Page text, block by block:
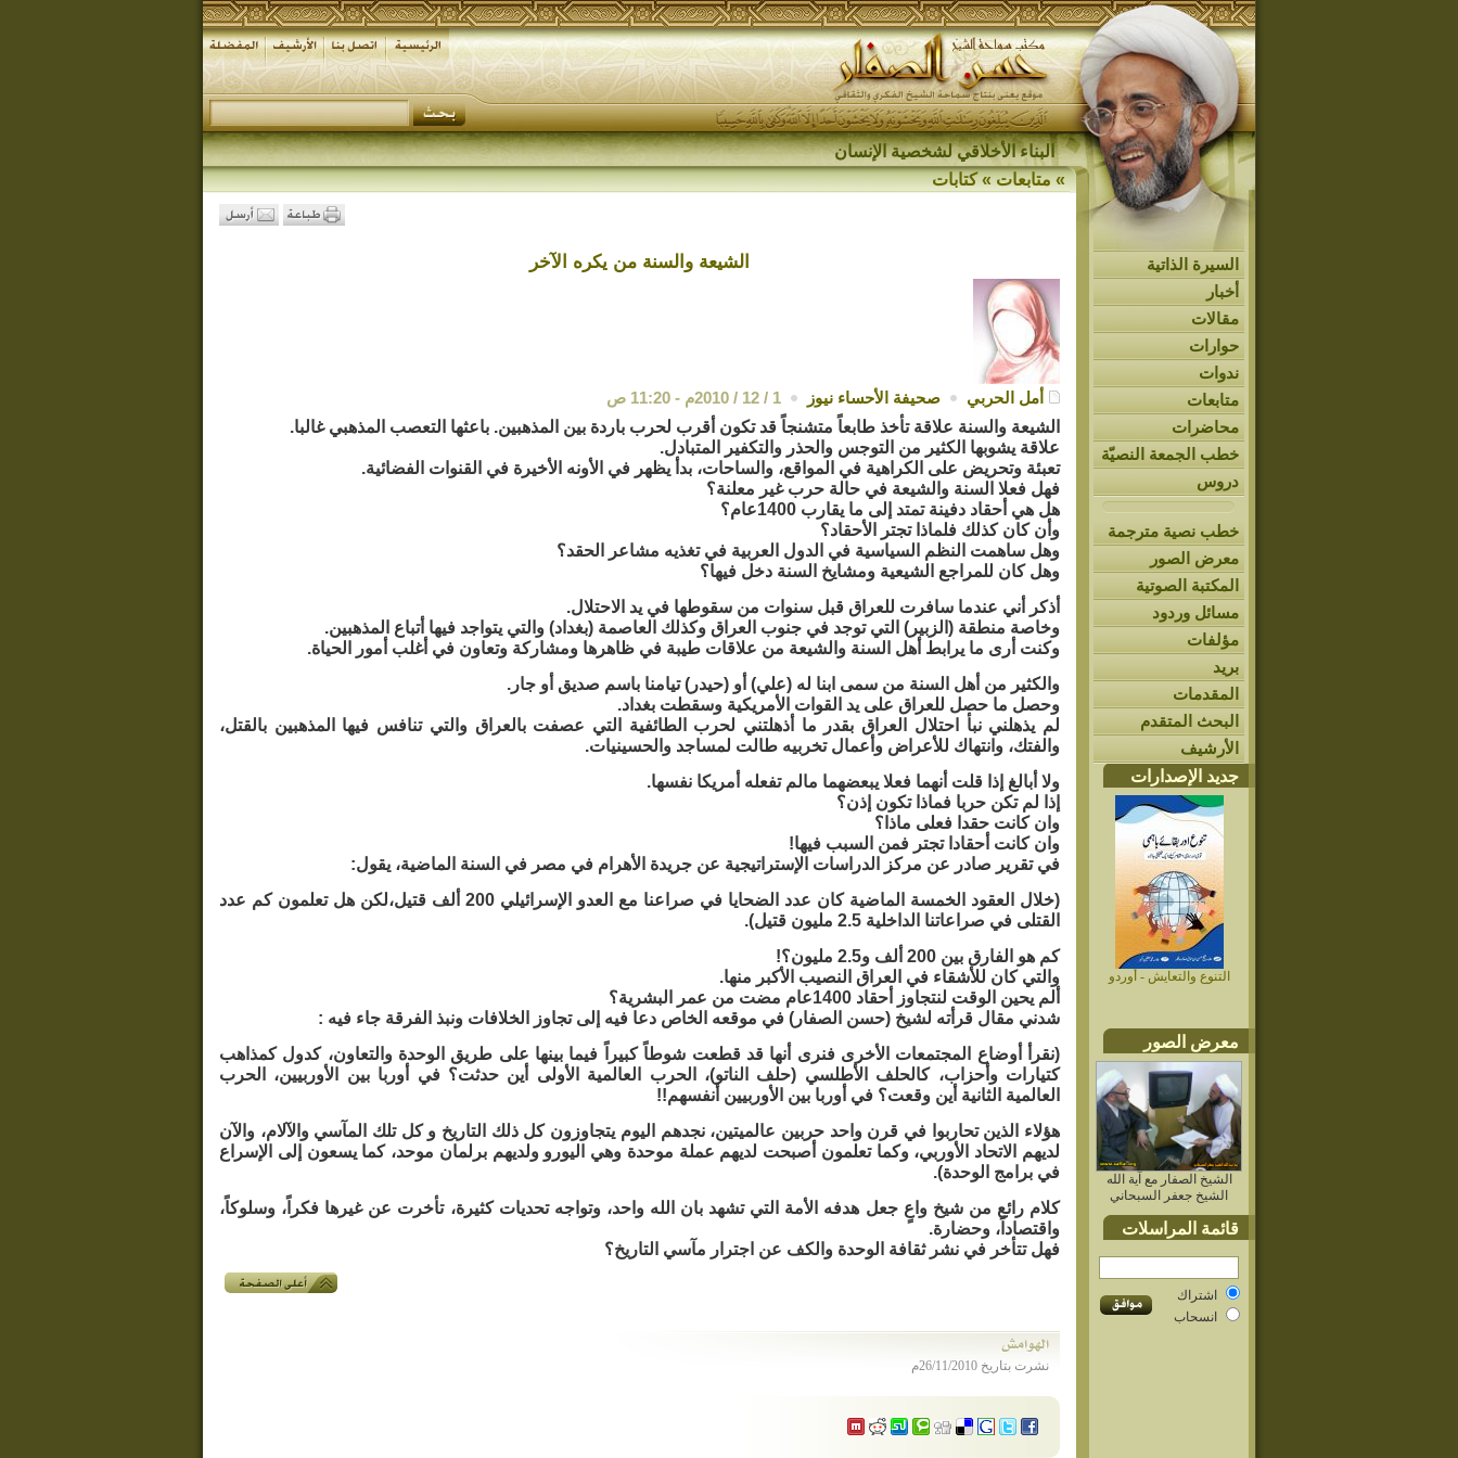
البناء الأخلاقي لشخصية الإنسان
السيرة الذاتية
أخبار
مقالات
حوارات
ندوات
متابعات
محاضرات
خطب الجمعة النصيّة
دروس
خطب نصية مترجمة
معرض الصور
المكتبة الصوتية
مسائل وردود
مؤلفات
بريد
المقدمات
البحث المتقدم
الأرشيف
جديد الإصدارات
التنوع والتعايش - أوردو
معرض الصور
الشيخ الصفار مع آية الله
الشيخ جعفر السبحاني
قائمة المراسلات
اشتراك
انسحاب
»متابعات»كتابات
الشيعة والسنة من يكره الآخر
أمل الحربي صحيفة الأحساء نيوز
1 / 12 / 2010م - 11:20 ص
الشيعة والسنة علاقة تأخذ طابعاً متشنجاً قد تكون أقرب لحرب باردة بين المذهبين. باعثها التعصب المذهبي غالبا.
علاقة يشوبها الكثير من التوجس والحذر والتكفير المتبادل.
تعبئة وتحريض على الكراهية في المواقع، والساحات، بدأ يظهر في الأونه الأخيرة في القنوات الفضائية.
فهل فعلا السنة والشيعة في حالة حرب غير معلنة؟
هل هي أحقاد دفينة تمتد إلى ما يقارب 1400عام؟
وأن كان كذلك فلماذا تجتر الأحقاد؟
وهل ساهمت النظم السياسية في الدول العربية في تغذيه مشاعر الحقد؟
وهل كان للمراجع الشيعية ومشايخ السنة دخل فيها؟
أذكر أني عندما سافرت للعراق قبل سنوات من سقوطها في يد الاحتلال.
وخاصة منطقة (الزبير) التي توجد في جنوب العراق وكذلك العاصمة (بغداد) والتي يتواجد فيها أتباع المذهبين.
وكنت أرى ما يرابط أهل السنة والشيعة من علاقات طيبة في ظاهرها ومشاركة وتعاون في أغلب أمور الحياة.
والكثير من أهل السنة من سمى ابنا له (علي) أو (حيدر) تيامنا باسم صديق أو جار.
وحصل ما حصل للعراق على يد القوات الأمريكية وسقطت بغداد.
لم يذهلني نبأ احتلال العراق بقدر ما أذهلتني لحرب الطائفية التي عصفت بالعراق والتي تنافس فيها المذهبين بالقتل،
والفتك، وانتهاك للأعراض وأعمال تخربيه طالت لمساجد والحسينيات.
ولا أبالغ إذا قلت أنهما فعلا يبعضهما مالم تفعله أمريكا نفسها.
إذا لم تكن حربا فماذا تكون إذن؟
وان كانت حقدا فعلى ماذا؟
وان كانت أحقادا تجتر فمن السبب فيها!
في تقرير صادر عن مركز الدراسات الإستراتيجية عن جريدة الأهرام في مصر في السنة الماضية، يقول:
(خلال العقود الخمسة الماضية كان عدد الضحايا في صراعنا مع العدو الإسرائيلي 200 ألف قتيل،لكن هل تعلمون كم عدد
القتلى في صراعاتنا الداخلية 2.5 مليون قتيل).
كم هو الفارق بين 200 ألف و2.5 مليون؟!
والتي كان للأشقاء في العراق النصيب الأكبر منها.
ألم يحين الوقت لنتجاوز أحقاد 1400عام مضت من عمر البشرية؟
شدني مقال قرأته لشيخ (حسن الصفار) في موقعه الخاص دعا فيه إلى تجاوز الخلافات ونبذ الفرقة جاء فيه :
(نقرأ أوضاع المجتمعات الأخرى فنرى أنها قد قطعت شوطاً كبيراً فيما بينها على طريق الوحدة والتعاون، كدول كمذاهب
كتيارات وأحزاب، كالحلف الأطلسي (حلف الناتو)، الحرب العالمية الأولى أين حدثت؟ في أوربا بين الأوربيين، الحرب
العالمية الثانية أين وقعت؟ في أوربا بين الأوربيين أنفسهم!!
هؤلاء الذين تحاربوا في قرن واحد حربين عالميتين، نجدهم اليوم يتجاوزون كل ذلك التاريخ و كل تلك المآسي والآلام، والآن
لديهم الاتحاد الأوربي، وكما تعلمون أصبحت لديهم عملة موحدة وهي اليورو ولديهم برلمان موحد، كما يسعون إلى الإسراع
في برامج الوحدة).
كلام رائع من شيخ واعٍ جعل هدفه الأمة التي تشهد بان الله واحد، وتواجه تحديات كثيرة، تأخرت عن غيرها فكراً، وسلوكاً،
واقتصاداً، وحضارة.
فهل تتأخر في نشر ثقافة الوحدة والكف عن اجترار مآسي التاريخ؟
نشرت بتاريخ 26/11/2010م